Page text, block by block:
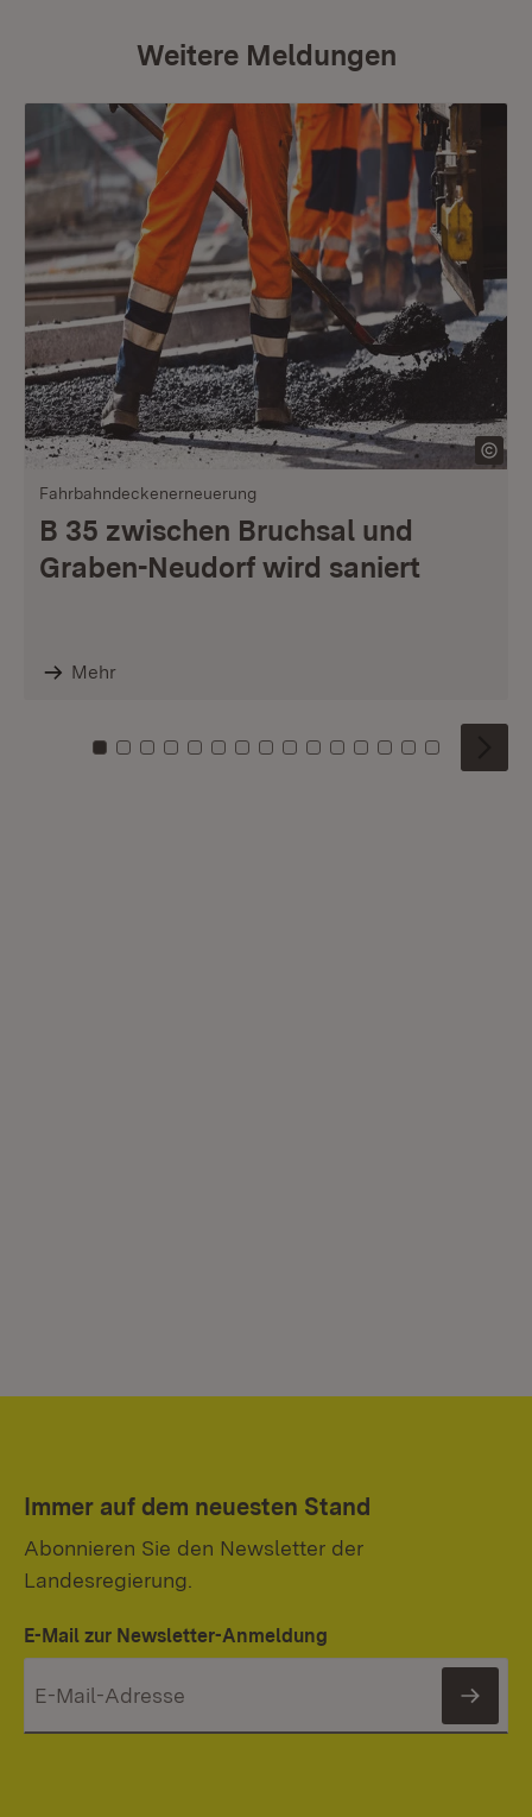
Weitere Meldungen
Fahrbahndeckenerneuerung
B 35 zwischen Bruchsal und
Graben-Neudorf wird saniert
Mehr
Zu Kachel: 0
Zu Kachel: 1
Zu Kachel: 2
Zu Kachel: 3
Zu Kachel: 4
Zu Kachel: 5
Zu Kachel: 6
Zu Kachel: 7
Zu Kachel: 8
Zu Kachel: 9
Zu Kachel: 10
Zu Kachel: 11
Zu Kachel: 12
Zu Kachel:
Zu
Immer auf dem neuesten Stand
Abonnieren Sie den Newsletter der
Landesregierung.
E-Mail zur Newsletter-Anmeldung